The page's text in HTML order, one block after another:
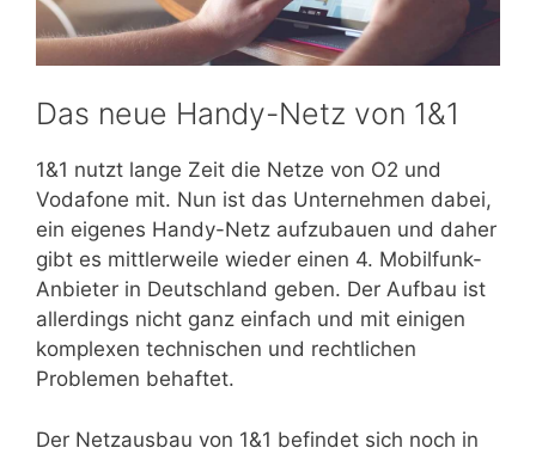
Das neue Handy-Netz von 1&1
1&1 nutzt lange Zeit die Netze von O2 und
Vodafone mit. Nun ist das Unternehmen dabei,
ein eigenes Handy-Netz aufzubauen und daher
gibt es mittlerweile wieder einen 4. Mobilfunk-
Anbieter in Deutschland geben. Der Aufbau ist
allerdings nicht ganz einfach und mit einigen
komplexen technischen und rechtlichen
Problemen behaftet.
Der Netzausbau von 1&1 befindet sich noch in